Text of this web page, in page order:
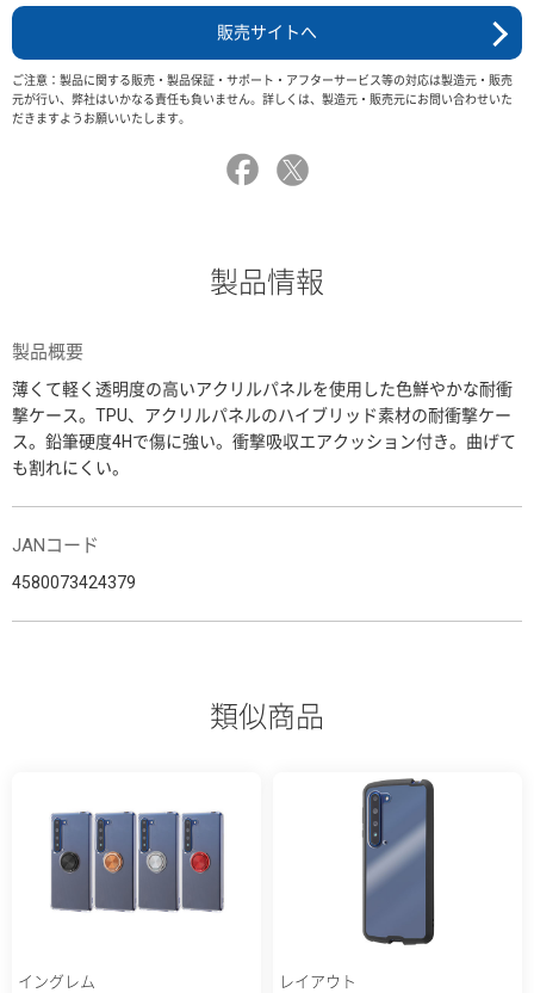
販売サイトへ
ご注意：製品に関する販売・製品保証・サポート・アフターサービス等の対応は製造元・販売
元が行い、弊社はいかなる責任も負いません。詳しくは、製造元・販売元にお問い合わせいた
だきますようお願いいたします。
製品情報
製品概要
薄くて軽く透明度の高いアクリルパネルを使用した色鮮やかな耐衝
撃ケース。TPU、アクリルパネルのハイブリッド素材の耐衝撃ケー
ス。鉛筆硬度4Hで傷に強い。衝撃吸収エアクッション付き。曲げて
も割れにくい。
JANコード
4580073424379
類似商品
イングレム レイアウト